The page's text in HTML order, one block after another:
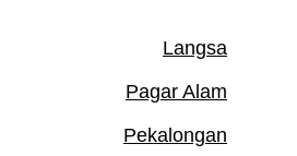
Langsa
Pagar Alam
Pekalongan